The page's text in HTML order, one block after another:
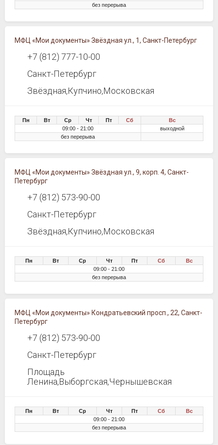
без перерыва
МФЦ «Мои документы» Звёздная ул., 1, Санкт-Петербург
+7 (812) 777-10-00
Санкт-Петербург
Звёздная,Купчино,Московская
Пн Вт Ср Чт Пт Сб
Вс
09:00 - 21:00
выходной
без перерыва
МФЦ «Мои документы» Звёздная ул., 9, корп. 4, Санкт-
Петербург
+7 (812) 573-90-00
Санкт-Петербург
Звёздная,Купчино,Московская
Пн Вт Ср Чт Пт Сб
Вс
09:00 - 21:00
без перерыва
МФЦ «Мои документы» Кондратьевский просп., 22, Санкт-
Петербург
+7 (812) 573-90-00
Санкт-Петербург
Площадь
Ленина,Выборгская,Чернышевская
Пн Вт Ср Чт Пт Сб
Вс
09:00 - 21:00
без перерыва